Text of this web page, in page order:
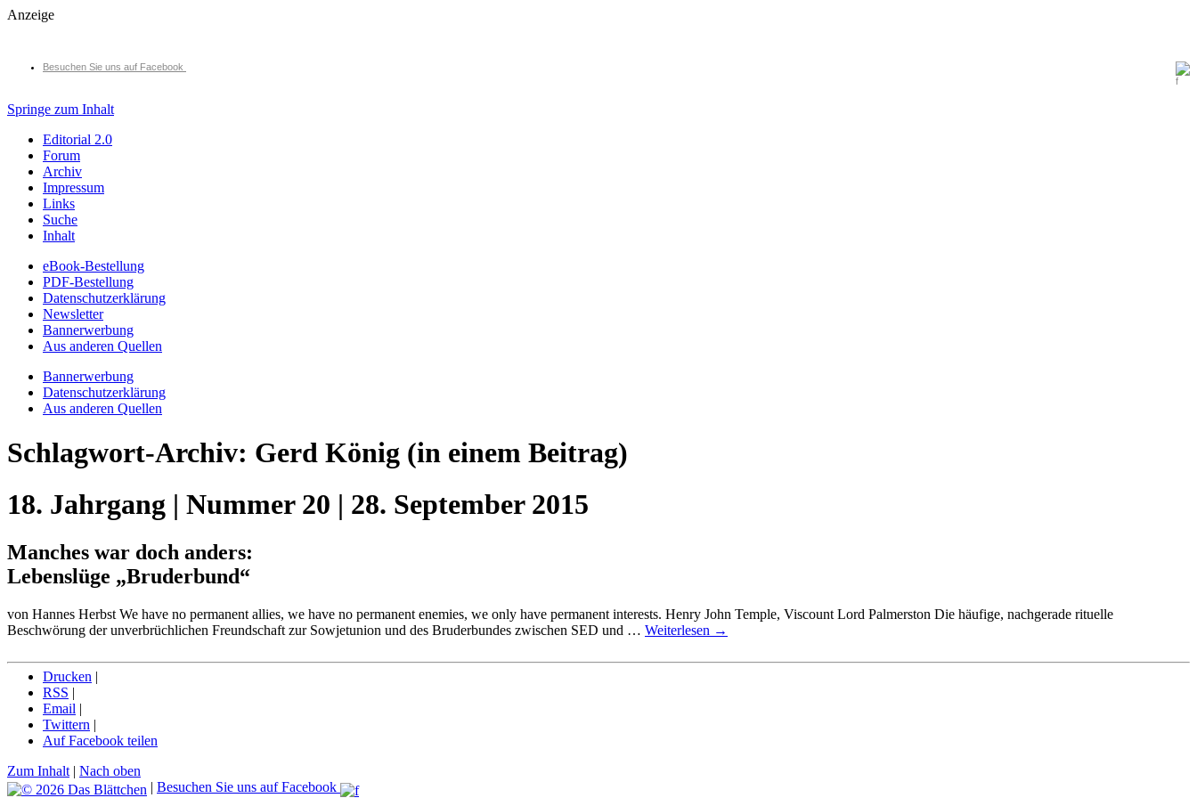
Anzeige
Besuchen Sie uns auf Facebook
Springe zum Inhalt
Editorial 2.0
Forum
Archiv
Impressum
Links
Suche
Inhalt
eBook-Bestellung
PDF-Bestellung
Datenschutzerklärung
Newsletter
Bannerwerbung
Aus anderen Quellen
Bannerwerbung
Datenschutzerklärung
Aus anderen Quellen
Schlagwort-Archiv: Gerd König (in einem Beitrag)
18. Jahrgang | Nummer 20 | 28. September 2015
Manches war doch anders:
Lebenslüge „Bruderbund“
von Hannes Herbst We have no permanent allies, we have no permanent enemies, we only have permanent interests. Henry John Temple, Viscount Lord Palmerston Die häufige, nachgerade rituelle
Beschwörung der unverbrüchlichen Freundschaft zur Sowjetunion und des Bruderbundes zwischen SED und … Weiterlesen →
Drucken |
RSS |
Email |
Twittern |
Auf Facebook teilen
Zum Inhalt | Nach oben
| Besuchen Sie uns auf Facebook